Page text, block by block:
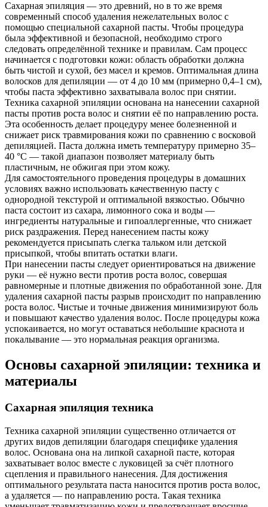
Сахарная эпиляция — это древний, но в то же время
современный способ удаления нежелательных волос с
помощью специальной сахарной пасты. Чтобы процедура
была эффективной и безопасной, необходимо строго
следовать определённой технике и правилам. Сам процесс
начинается с подготовки кожи: область обработки должна
быть чистой и сухой, без масел и кремов. Оптимальная длина
волосков для депиляции — от 4 до 10 мм (примерно 0,4–1 см),
чтобы паста эффективно захватывала волос при снятии.
Техника сахарной эпиляции основана на нанесении сахарной
пасты против роста волос и снятии её по направлению роста.
Эта особенность делает процедуру менее болезненной и
снижает риск травмирования кожи по сравнению с восковой
депиляцией. Паста должна иметь температуру примерно 35–
40 °C — такой диапазон позволяет материалу быть
пластичным, не обжигая при этом кожу.
Для самостоятельного проведения процедуры в домашних
условиях важно использовать качественную пасту с
однородной текстурой и оптимальной вязкостью. Обычно
паста состоит из сахара, лимонного сока и воды —
ингредиенты натуральные и гипоаллергенные, что снижает
риск раздражения. Перед нанесением пасты кожу
рекомендуется присыпать слегка тальком или детской
присыпкой, чтобы впитать остатки влаги.
При нанесении пасты следует ориентироваться на движение
руки — её нужно вести против роста волос, совершая
равномерные и плотные движения по обработанной зоне. Для
удаления сахарной пасты разрыв происходит по направлению
роста волос. Чистые и точные движения минимизируют боль
и повышают качество удаления волос. После процедуры кожа
успокаивается, но могут оставаться небольшие краснота и
покалывание — это нормальная реакция организма.
Основы сахарной эпиляции: техника и
материалы
Сахарная эпиляция техника
Техника сахарной эпиляции существенно отличается от
других видов депиляции благодаря специфике удаления
волос. Основана она на липкой сахарной пасте, которая
захватывает волос вместе с луковицей за счёт плотного
сцепления и правильного нанесения. Для достижения
оптимального результата паста наносится против роста волос,
а удаляется — по направлению роста. Такая техника